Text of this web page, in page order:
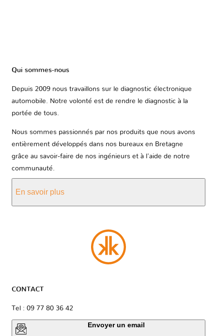
Qui sommes-nous
Depuis 2009 nous travaillons sur le diagnostic électronique
automobile. Notre volonté est de rendre le diagnostic à la
portée de tous.
Nous sommes passionnés par nos produits que nous avons
entièrement développés dans nos bureaux en Bretagne
grâce au savoir-faire de nos ingénieurs et à l'aide de notre
communauté.
En savoir plus
CONTACT
Tel : 09 77 80 36 42
Envoyer un email